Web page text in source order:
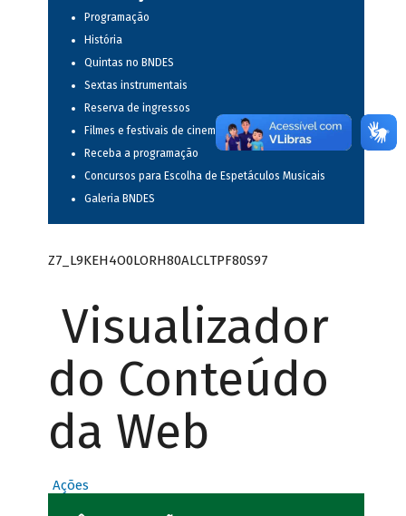
Programação
História
Quintas no BNDES
Sextas instrumentais
Reserva de ingressos
Filmes e festivais de cinema
Receba a programação
Concursos para Escolha de Espetáculos Musicais
Galeria BNDES
Z7_L9KEH4O0LORH80ALCLTPF80S97
Visualizador
do Conteúdo
da Web
Ações